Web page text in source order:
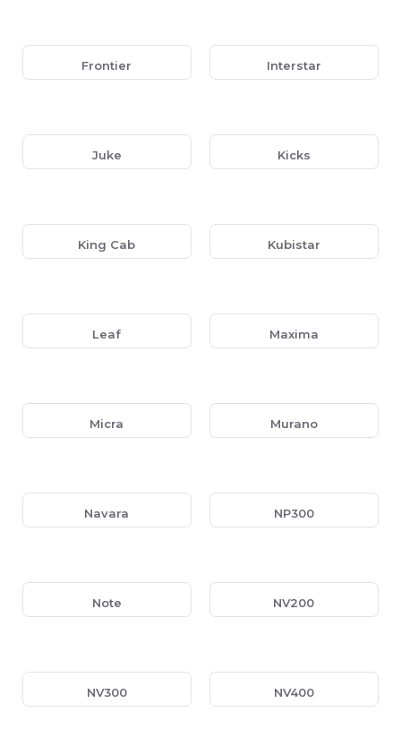
Frontier Interstar
Juke Kicks
King Cab Kubistar
Leaf Maxima
Micra Murano
Navara NP300
Note NV200
NV300 NV400